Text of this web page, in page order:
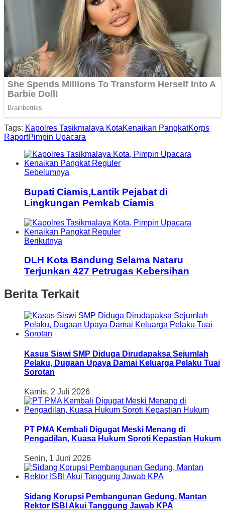
Tags: Kapolres Tasikmalaya KotaKenaikan PangkatKorps
RaportPimpin Upacara
Sebelumnya
Bupati Ciamis,Lantik Pejabat di
Lingkungan Pemkab Ciamis
Berikutnya
DLH Kota Bandung Selama Nataru
Terjunkan 427 Petrugas Kebersihan
Berita Terkait
Kasus Siswi SMP Diduga Dirudapaksa Sejumlah
Pelaku, Dugaan Upaya Damai Keluarga Pelaku Tuai
Sorotan
Kamis, 2 Juli 2026
PT PMA Kembali Digugat Meski Menang di
Pengadilan, Kuasa Hukum Soroti Kepastian Hukum
Senin, 1 Juni 2026
Sidang Korupsi Pembangunan Gedung, Mantan
Rektor ISBI Akui Tanggung Jawab KPA